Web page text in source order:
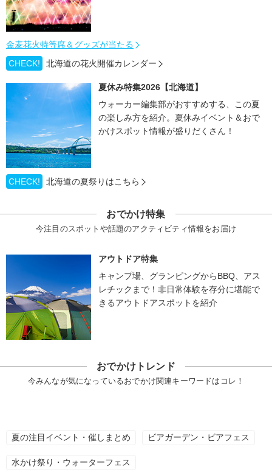
金麦花火特等席＆グッズが当たる
CHECK!
北海道の花火開催カレンダー
夏休み特集2026【北海道】
ウォーカー編集部がおすすめする、この夏
の楽しみ方を紹介。夏休みイベント＆おで
かけスポット情報が盛りだくさん！
CHECK! 北海道の夏祭りはこちら
おでかけ特集
今注目のスポットや話題のアクティビティ情報をお届け
アウトドア特集
キャンプ場、グランピングからBBQ、アス
レチックまで！非日常体験を存分に堪能で
きるアウトドアスポットを紹介
おでかけトレンド
今みんなが気になっているおでかけ関連キーワードはコレ！
夏の注目イベント・催しまとめ ビアガーデン・ビアフェス
水かけ祭り・ウォーターフェス